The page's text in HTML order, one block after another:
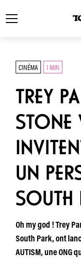
CINÉMA 1 MIN
TREY
STONE
UN
SOUTH
Oh my god ! Trey
South Park, ont
AUTISM, une ONG